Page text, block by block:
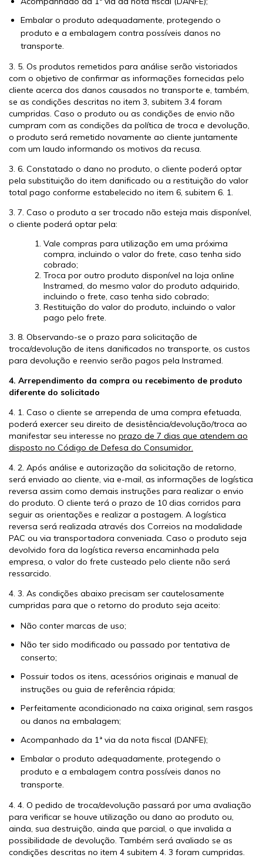
Embalar o produto adequadamente, protegendo o
produto e a embalagem contra possíveis danos no
transporte.
3. 5. Os produtos remetidos para análise serão vistoriados
com o objetivo de confirmar as informações fornecidas pelo
cliente acerca dos danos causados no transporte e, também,
se as condições descritas no item 3, subitem 3.4 foram
cumpridas. Caso o produto ou as condições de envio não
cumpram com as condições da política de troca e devolução,
o produto será remetido novamente ao cliente juntamente
com um laudo informando os motivos da recusa.
3. 6. Constatado o dano no produto, o cliente poderá optar
pela substituição do item danificado ou a restituição do valor
total pago conforme estabelecido no item 6, subitem 6. 1.
3. 7. Caso o produto a ser trocado não esteja mais disponível,
o cliente poderá optar pela:
Vale compras para utilização em uma próxima
compra, incluindo o valor do frete, caso tenha sido
cobrado;
Troca por outro produto disponível na loja online
Instramed, do mesmo valor do produto adquirido,
incluindo o frete, caso tenha sido cobrado;
Restituição do valor do produto, incluindo o valor
pago pelo frete.
3. 8. Observando-se o prazo para solicitação de
troca/devolução de itens danificados no transporte, os custos
para devolução e reenvio serão pagos pela Instramed.
4. Arrependimento da compra ou recebimento de produto
diferente do solicitado
4. 1. Caso o cliente se arrependa de uma compra efetuada,
poderá exercer seu direito de desistência/devolução/troca ao
manifestar seu interesse no prazo de 7 dias que atendem ao
disposto no Código de Defesa do Consumidor.
4. 2. Após análise e autorização da solicitação de retorno,
será enviado ao cliente, via e-mail, as informações de logística
reversa assim como demais instruções para realizar o envio
do produto. O cliente terá o prazo de 10 dias corridos para
seguir as orientações e realizar a postagem. A logística
reversa será realizada através dos Correios na modalidade
PAC ou via transportadora conveniada. Caso o produto seja
devolvido fora da logística reversa encaminhada pela
empresa, o valor do frete custeado pelo cliente não será
ressarcido.
4. 3. As condições abaixo precisam ser cautelosamente
cumpridas para que o retorno do produto seja aceito:
Não conter marcas de uso;
Não ter sido modificado ou passado por tentativa de
conserto;
Possuir todos os itens, acessórios originais e manual de
instruções ou guia de referência rápida;
Perfeitamente acondicionado na caixa original, sem rasgos
ou danos na embalagem;
Acompanhado da 1ª via da nota fiscal (DANFE);
Embalar o produto adequadamente, protegendo o
produto e a embalagem contra possíveis danos no
transporte.
4. 4. O pedido de troca/devolução passará por uma avaliação
para verificar se houve utilização ou dano ao produto ou,
ainda, sua destruição, ainda que parcial, o que invalida a
possibilidade de devolução. Também será avaliado se as
condições descritas no item 4 subitem 4. 3 foram cumpridas.